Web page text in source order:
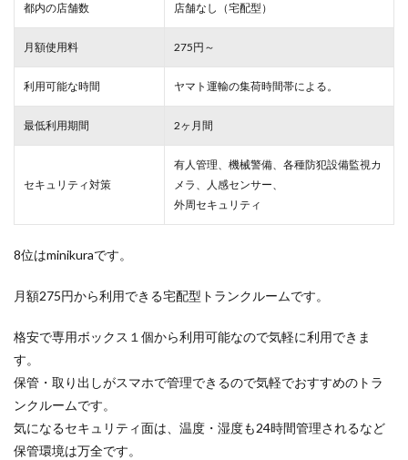
都内の店舗数 店舗なし（宅配型）
月額使用料 275円～
利用可能な時間 ヤマト運輸の集荷時間帯による。
最低利用期間 2ヶ月間
セキュリティ対策
有人管理、機械警備、各種防犯設備監視カ
メラ、人感センサー、
外周セキュリティ
8位はminikuraです。
月額275円から利用できる宅配型トランクルームです。
格安で専用ボックス１個から利用可能なので気軽に利用できま
す。
保管・取り出しがスマホで管理できるので気軽でおすすめのトラ
ンクルームです。
気になるセキュリティ面は、温度・湿度も24時間管理されるなど
保管環境は万全です。